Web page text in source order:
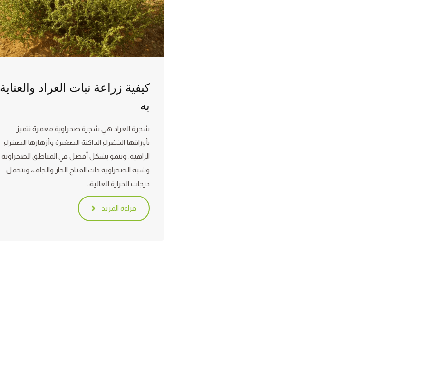
كيفية زراعة نبات العراد والعناية
به
شجرة العراد هي شجرة صحراوية معمرة تتميز
بأوراقها الخضراء الداكنة الصغيرة وأزهارها الصفراء
الزاهية. وتنمو بشكل أفضل في المناطق الصحراوية
وشبه الصحراوية ذات المناخ الحار والجاف، وتتحمل
درجات الحرارة العالية،…
قراءة المزيد